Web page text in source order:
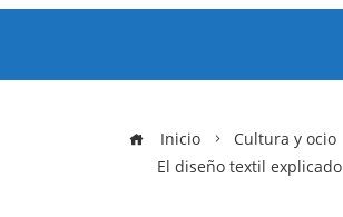
Inicio
Cultura y ocio
El diseño textil explicado